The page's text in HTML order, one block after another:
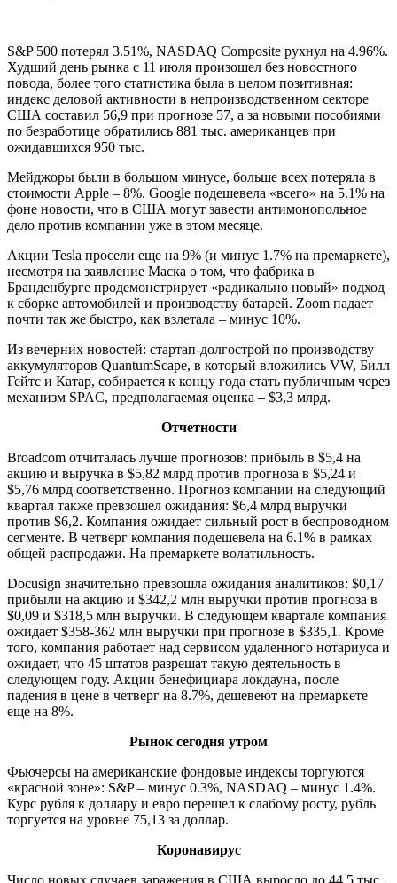
S&P 500 потерял 3.51%, NASDAQ Composite рухнул на 4.96%.
Худший день рынка с 11 июля произошел без новостного
повода, более того статистика была в целом позитивная:
индекс деловой активности в непроизводственном секторе
США составил 56,9 при прогнозе 57, а за новыми пособиями
по безработице обратились 881 тыс. американцев при
ожидавшихся 950 тыс.
Мейджоры были в большом минусе, больше всех потеряла в
стоимости Apple – 8%. Google подешевела «всего» на 5.1% на
фоне новости, что в США могут завести антимонопольное
дело против компании уже в этом месяце.
Акции Tesla просели еще на 9% (и минус 1.7% на премаркете),
несмотря на заявление Маска о том, что фабрика в
Бранденбурге продемонстрирует «радикально новый» подход
к сборке автомобилей и производству батарей. Zoom падает
почти так же быстро, как взлетала – минус 10%.
Из вечерних новостей: стартап-долгострой по производству
аккумуляторов QuantumScape, в который вложились VW, Билл
Гейтс и Катар, собирается к концу года стать публичным через
механизм SPAC, предполагаемая оценка – $3,3 млрд.
Отчетности
Broadcom отчиталась лучше прогнозов: прибыль в $5,4 на
акцию и выручка в $5,82 млрд против прогноза в $5,24 и
$5,76 млрд соответственно. Прогноз компании на следующий
квартал также превзошел ожидания: $6,4 млрд выручки
против $6,2. Компания ожидает сильный рост в беспроводном
сегменте. В четверг компания подешевела на 6.1% в рамках
общей распродажи. На премаркете волатильность.
Docusign значительно превзошла ожидания аналитиков: $0,17
прибыли на акцию и $342,2 млн выручки против прогноза в
$0,09 и $318,5 млн выручки. В следующем квартале компания
ожидает $358-362 млн выручки при прогнозе в $335,1. Кроме
того, компания работает над сервисом удаленного нотариуса и
ожидает, что 45 штатов разрешат такую деятельность в
следующем году. Акции бенефициара локдауна, после
падения в цене в четверг на 8.7%, дешевеют на премаркете
еще на 8%.
Рынок сегодня утром
Фьючерсы на американские фондовые индексы торгуются
«красной зоне»: S&P – минус 0.3%, NASDAQ – минус 1.4%.
Курс рубля к доллару и евро перешел к слабому росту, рубль
торгуется на уровне 75,13 за доллар.
Коронавирус